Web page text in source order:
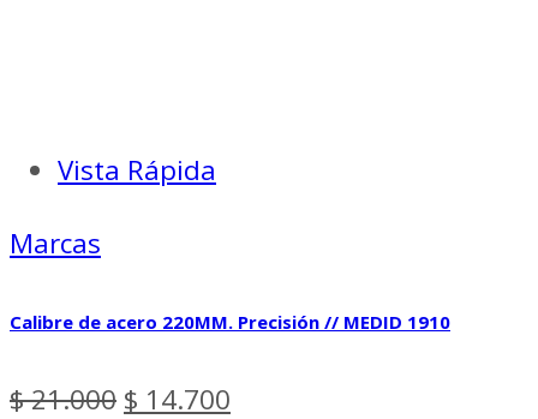
Vista Rápida
Marcas
Calibre de acero 220MM. Precisión // MEDID 1910
$21.000 El
$ 14.700